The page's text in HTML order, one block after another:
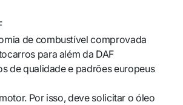
de combustível comprovada
para além da DAF
de qualidade e padrões europeus
Por isso, deve solicitar o óleo